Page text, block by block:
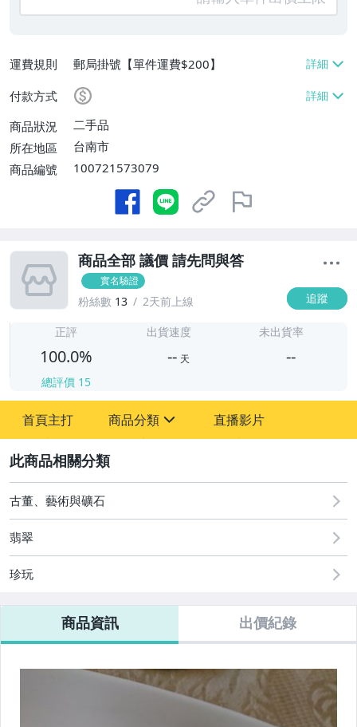
運費規則
郵局掛號【單件運費$200】
付款方式
商品狀況
二手品
所在地區
台南市
商品編號
100721573079
商品全部 議價 請先問與答
實名驗證
粉絲數 13 2天前上線 追蹤
正評
100.0%
總評價 15
出貨速度
-- 天
未出貨率
--
首頁主打 商品分類
古董、藝術與礦石
女裝與服飾配件
直播影片
古董、藝術與礦石
翡翠
珍玩
商品資訊 出價紀錄